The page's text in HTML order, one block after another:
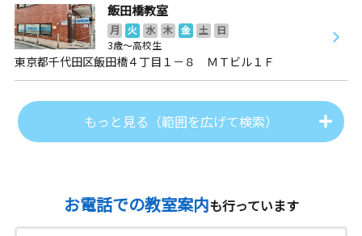
飯田橋教室
月 火 水 木 金 土
日
3歳～高校生
東京都千代田区飯田橋４丁目１－８ ＭＴビル１Ｆ
もっと見る（範囲を広げて検索）
お電話での教室案内も行っています